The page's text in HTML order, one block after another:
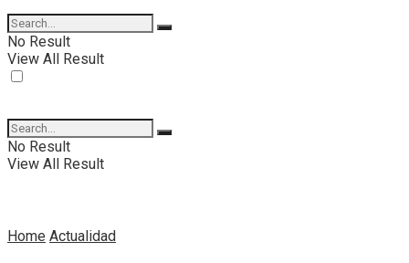
No Result
View All Result
No Result
View All Result
Home Actualidad